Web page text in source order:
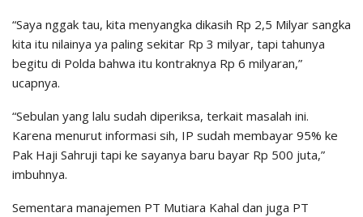
“Saya nggak tau, kita menyangka dikasih Rp 2,5 Milyar sangka
kita itu nilainya ya paling sekitar Rp 3 milyar, tapi tahunya
begitu di Polda bahwa itu kontraknya Rp 6 milyaran,”
ucapnya.
“Sebulan yang lalu sudah diperiksa, terkait masalah ini.
Karena menurut informasi sih, IP sudah membayar 95% ke
Pak Haji Sahruji tapi ke sayanya baru bayar Rp 500 juta,”
imbuhnya.
Sementara manajemen PT Mutiara Kahal dan juga PT